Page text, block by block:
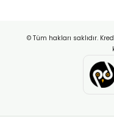
© Tüm hakları saklıdır.